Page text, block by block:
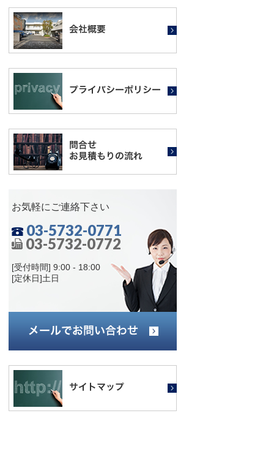
お気軽にご連絡下さい
03-5732-0771
03-5732-0772
[受付時間] 9:00 - 18:00
[定休日]土日